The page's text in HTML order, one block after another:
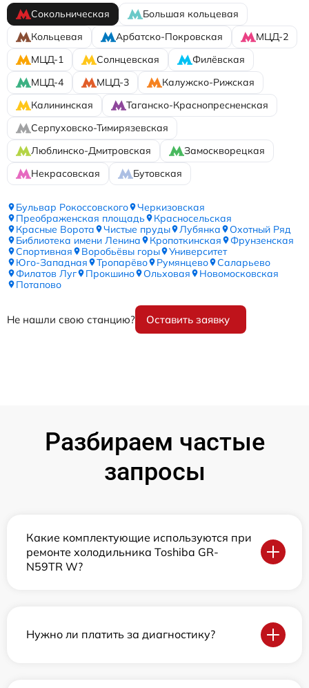
Сокольническая
Большая кольцевая
Кольцевая
Арбатско-Покровская
МЦД-2
МЦД-1
Солнцевская
Филёвская
МЦД-4
МЦД-3
Калужско-Рижская
Калининская
Таганско-Краснопресненская
Серпуховско-Тимирязевская
Люблинско-Дмитровская
Замоскворецкая
Некрасовская
Бутовская
Бульвар Рокоссовского
Черкизовская
Преображенская площадь
Красносельская
Красные Ворота
Чистые пруды Лубянка
Охотный Ряд
Библиотека имени Ленина
Кропоткинская
Фрунзенская
Спортивная
Воробьёвы горы
Университет
Юго-Западная
Тропарёво Румянцево
Саларьево
Филатов Луг
Прокшино Ольховая
Новомосковская
Потапово
Не нашли свою станцию? Оставить заявку
Разбираем частые
запросы
Какие комплектующие используются при
ремонте холодильника Toshiba GR-
N59TR W?
Нужно ли платить за диагностику?